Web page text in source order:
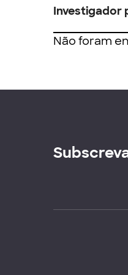
Investigador
Não foram